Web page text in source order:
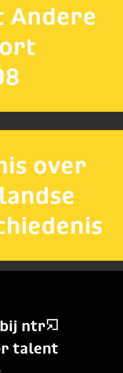
Andere
over
ntr
talent